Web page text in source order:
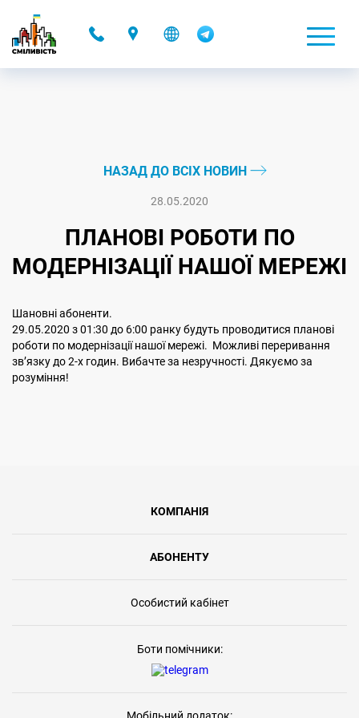
НАЗАД ДО ВСІХ НОВИН
28.05.2020
ПЛАНОВІ РОБОТИ ПО
МОДЕРНІЗАЦІЇ НАШОЇ МЕРЕЖІ
Шановні абоненти.
29.05.2020 з 01:30 до 6:00 ранку будуть проводитися планові
роботи по модернізації нашої мережі. Можливі переривання
звʼязку до 2-х годин. Вибачте за незручності. Дякуємо за
розуміння!
КОМПАНІЯ
АБОНЕНТУ
Особистий кабінет
Боти помічники: